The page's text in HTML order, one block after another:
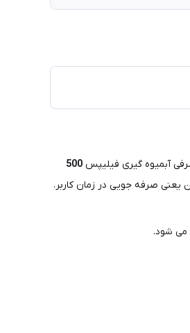
آبمیوه گیری فیلیپس 500
یعنی صرفه جویی در زمان کاربر.
می شود.